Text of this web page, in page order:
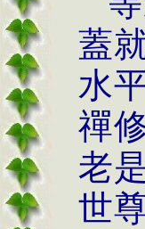
蓋
水
禪
老
世